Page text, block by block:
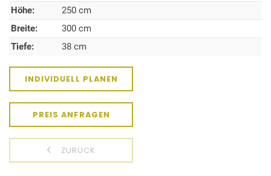
Höhe:
250 cm
Breite:
300 cm
Tiefe:
38 cm
INDIVIDUELL PLANEN
PREIS ANFRAGEN
ZURÜCK